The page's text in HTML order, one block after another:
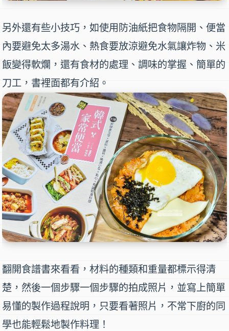
另外還有些小技巧，如使用 防油紙把食物隔開、便當
內要避免太多湯水、熱食要放涼避免水氣讓炸物、米
飯變得軟爛，還有食材的處理、調味的掌握、簡單的
刀工，書裡面都有介紹。
翻開食譜書來看看，材料的種類和重量都標示得清
楚，然後一個步驟一個步驟的拍成照片，並寫上簡單
易懂的製作過程說明，只要看著照片，不常下廚的同
學也能輕鬆地製作料理！